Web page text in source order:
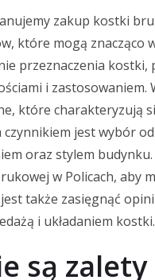
zakup kostki
które mogą znacząco
przeznaczenia
i
które charakteryzują
czynnikiem jest wybór
oraz stylem
w Policach, aby
także zasięgnąć
i układaniem kostki.
są